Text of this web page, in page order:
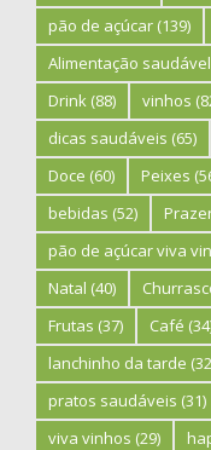
pão de açúcar (139)
Alimentação saudável
Drink (88) vinhos
dicas saudáveis (65)
Doce (60) Peixes
bebidas (52)
pão de açúcar viva
Natal (40)
Frutas (37) Café
lanchinho da tarde
pratos saudáveis (31)
viva vinhos (29)